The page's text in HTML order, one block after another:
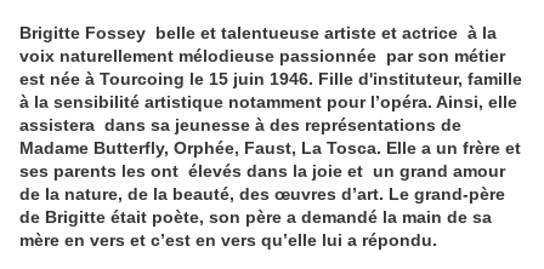
Brigitte Fossey belle et talentueuse artiste et actrice à la
voix naturellement mélodieuse passionnée par son métier
est née à Tourcoing le 15 juin 1946. Fille d'instituteur, famille
à la sensibilité artistique notamment pour l’opéra. Ainsi, elle
assistera dans sa jeunesse à des représentations de
Madame Butterfly, Orphée, Faust, La Tosca. Elle a un frère et
ses parents les ont élevés dans la joie et un grand amour
de la nature, de la beauté, des œuvres d’art. Le grand-père
de Brigitte était poète, son père a demandé la main de sa
mère en vers et c’est en vers qu’elle lui a répondu.